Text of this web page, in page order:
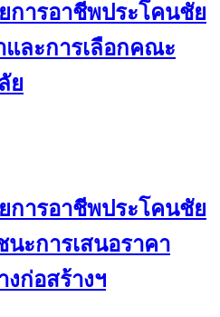
การอาชีพประโคนชัย
และการเลือกคณะ
ย
การอาชีพประโคนชัย
นะการเสนอราคา
งก่อสร้างฯ